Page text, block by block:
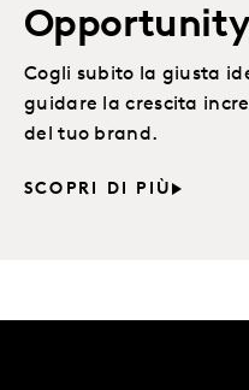
Cogli subito la giusta
guidare la crescita
del tuo brand.
SCOPRI DI PIÙ